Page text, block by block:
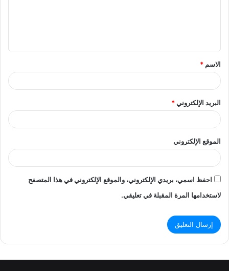
ق
*
الاسم *
البريد الإلكتروني*
الموقع الإلكتروني
احفظ اسمي، بريدي الإلكتروني، والموقع الإلكتروني في هذا المتصفح
لاستخدامها المرة المقبلة في تعليقي.